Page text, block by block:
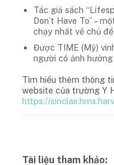
Tác giả sách
Don’t Have To” –
chạy nhất về chủ
Được TIME (Mỹ)
người có ảnh
Tìm hiểu thêm thông
website của trường Y
https://
Tài liệu tham khảo: